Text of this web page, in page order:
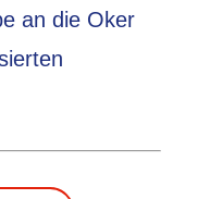
an die Oker